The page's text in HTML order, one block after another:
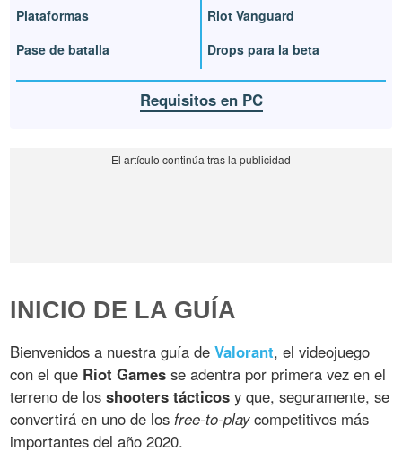
Plataformas
Pase de batalla
Riot Vanguard
Drops para la beta
Requisitos en PC
INICIO DE LA GUÍA
Bienvenidos a nuestra guía deValorant, el videojuego
con el que Riot Games se adentra por primera vez en el
terreno de losshooters tácticos y que, seguramente, se
convertirá en uno de los free-to-playcompetitivos más
importantes del año 2020.